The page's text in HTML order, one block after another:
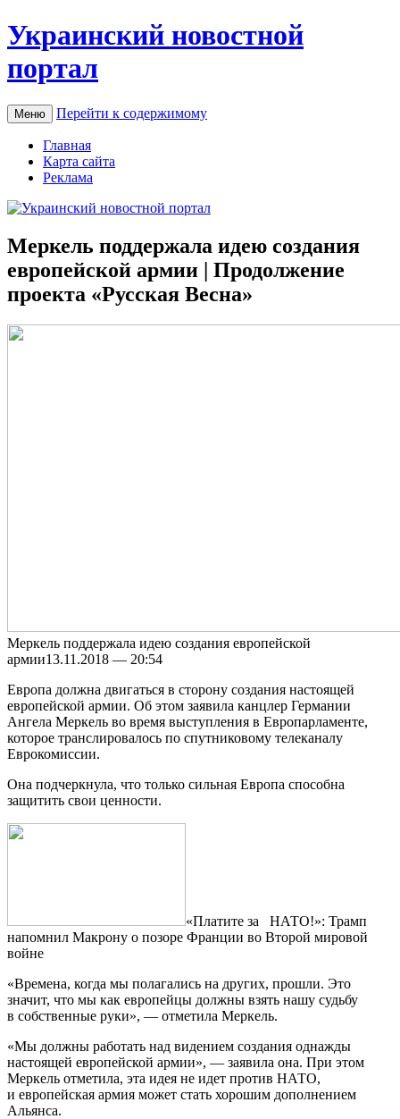
Украинский новостной
портал
Меню Перейти к содержимому
Главная
Карта сайта
Реклама
Меркель поддержала идею создания
европейской армии | Продолжение
проекта «Русская Весна»
Мeркeль поддержала идею создания европейской
армии13.11.2018 — 20:54
Европа должна двигаться в сторону создания настоящей
европейской армии. Об этом заявила канцлер Германии
Ангела Меркель во время выступления в Европарламенте,
которое транслировалось по спутниковому телеканалу
Еврокомиссии.
Она подчеркнула, что только сильная Европа способна
защитить свои ценности.
«Платите за НАТО!»: Трамп
напомнил Макрону о позоре Франции во Второй мировой
войне
«Времена, когда мы полагались на других, прошли. Это
значит, что мы как европейцы должны взять нашу судьбу
в собственные руки», — отметила Меркель.
«Мы должны работать над видением создания однажды
настоящей европейской армии», — заявила она. При этом
Меркель отметила, эта идея не идет против НАТО,
и европейская армия может стать хорошим дополнением
Альянса.